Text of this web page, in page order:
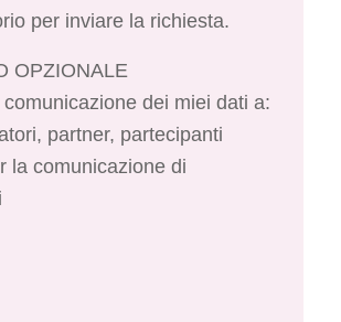
per inviare la richiesta.
OPZIONALE
dei miei dati a:
partner, partecipanti
la comunicazione di